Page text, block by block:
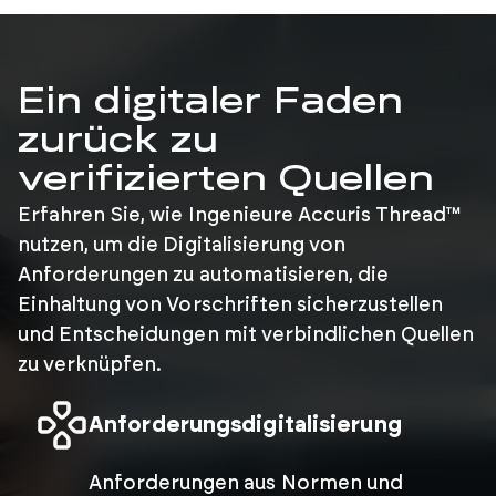
Ein digitaler Faden
zurück zu
verifizierten Quellen
Erfahren Sie, wie Ingenieure Accuris Thread™
nutzen, um die Digitalisierung von
Anforderungen zu automatisieren, die
Einhaltung von Vorschriften sicherzustellen
und Entscheidungen mit verbindlichen Quellen
zu verknüpfen.
Anforderungsdigitalisierung
Anforderungen aus Normen und